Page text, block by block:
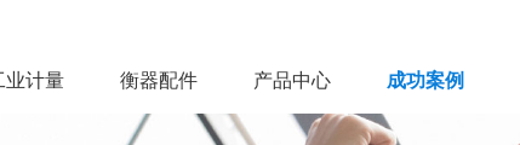
业计量 衡器配件 产品中心 成功案例